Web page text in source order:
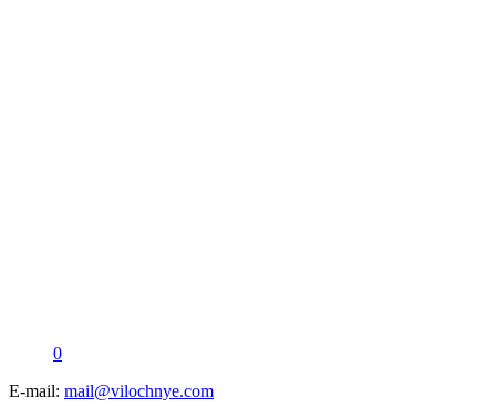
0
E-mail: mail@vilochnye.com